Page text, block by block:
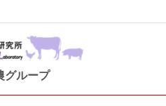
グループ